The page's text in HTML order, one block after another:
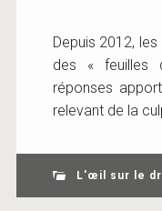
Depuis 2012,
des « feuilles
réponses
relevant de la
L'œil sur le